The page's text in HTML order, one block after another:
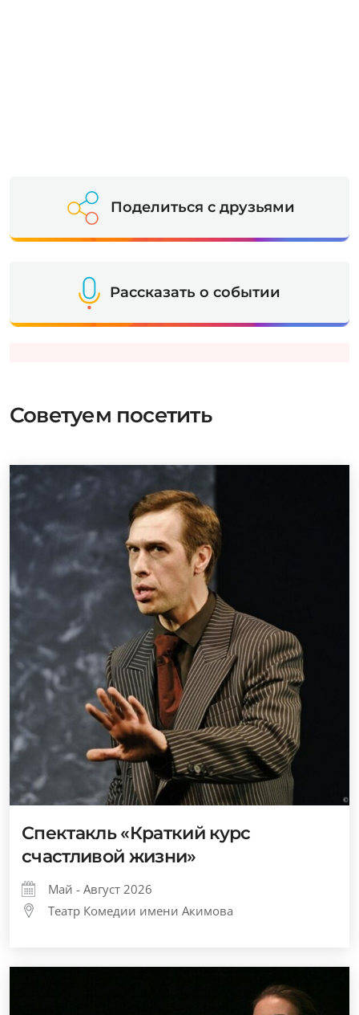
Поделиться с друзьями
Рассказать о событии
Советуем посетить
Спектакль «Краткий курс
счастливой жизни»
Май - Август 2026
Театр Комедии имени Акимова